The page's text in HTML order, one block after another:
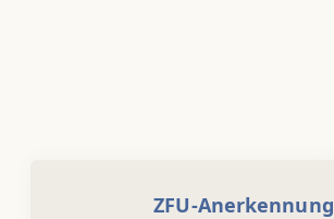
ZFU-Anerkennung